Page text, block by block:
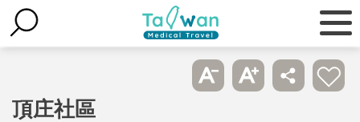
頂庄社區